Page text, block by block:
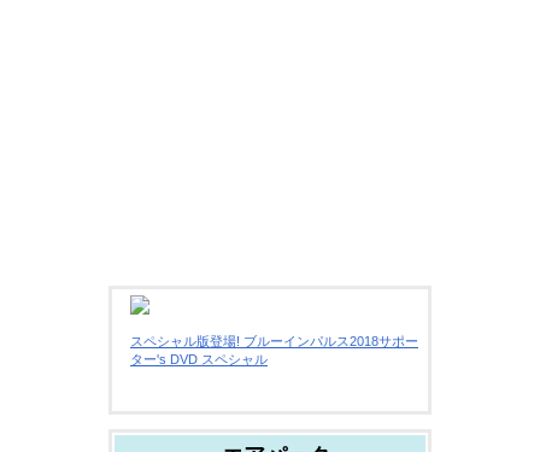
スペシャル版登場! ブルーインパルス2018サポー
ター's DVD スペシャル